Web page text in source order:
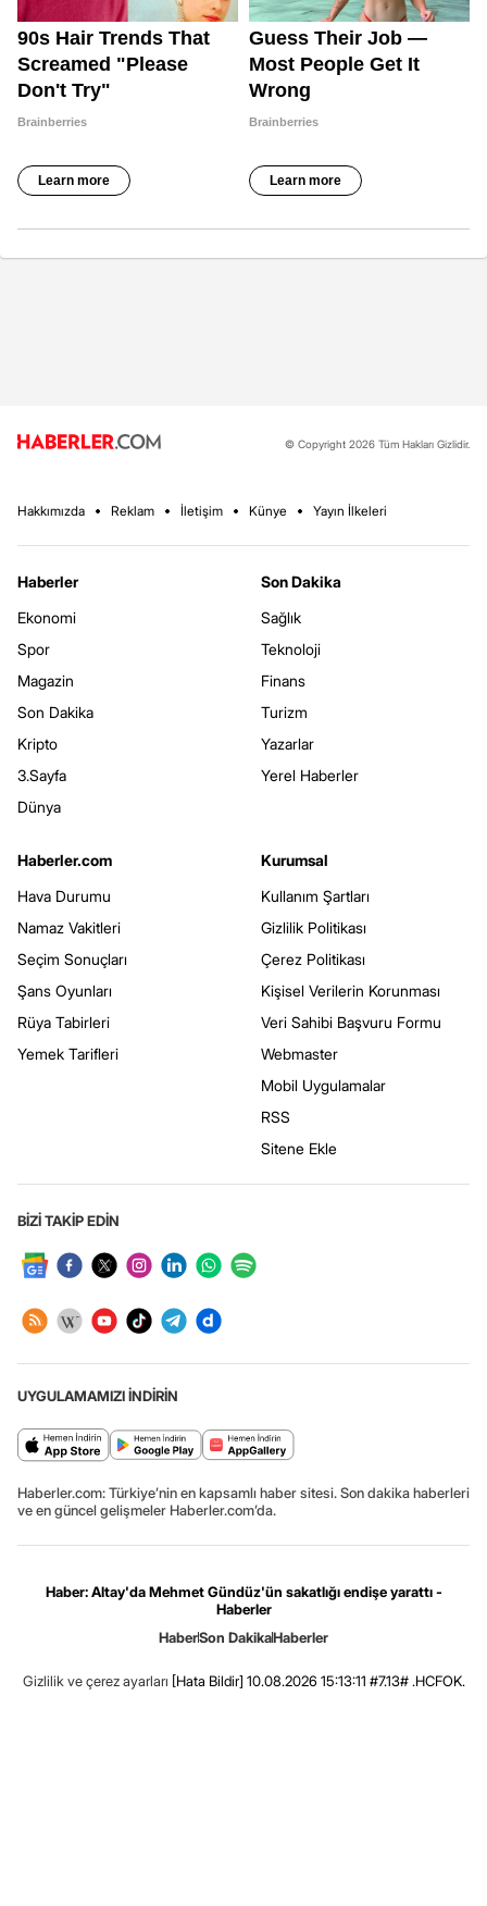
© Copyright 2026 Tüm Hakları Gizlidir.
Hakkımızda Reklam İletişim Künye Yayın İlkeleri
Haberler
Ekonomi
Spor
Magazin
Son Dakika
Kripto
3.Sayfa
Dünya
Son Dakika
Sağlık
Teknoloji
Finans
Turizm
Yazarlar
Yerel Haberler
Haberler.com
Hava Durumu
Namaz Vakitleri
Seçim Sonuçları
Şans Oyunları
Rüya Tabirleri
Yemek Tarifleri
Kurumsal
Kullanım Şartları
Gizlilik Politikası
Çerez Politikası
Kişisel Verilerin Korunması
Veri Sahibi Başvuru Formu
Webmaster
Mobil Uygulamalar
RSS
Sitene Ekle
BİZİ TAKİP EDİN
UYGULAMAMIZI İNDİRİN
Haberler.com: Türkiye’nin en kapsamlı haber sitesi. Son dakika haberleri
ve en güncel gelişmeler Haberler.com’da.
Haber: Altay'da Mehmet Gündüz'ün sakatlığı endişe yarattı -
Haberler
HaberSon DakikaHaberler
Gizlilik ve çerez ayarları [Hata Bildir] 10.08.2026 15:13:11 #7.13# .HCFOK.